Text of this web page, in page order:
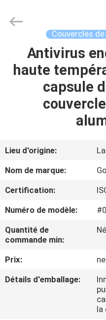
LA
MAISON
VIDÉOS
PROPOS
DE
NOUS
VISITE
DE
chaud
heatsealfoillids.com.
Couvercles
Antivirus
haute
capsule
Lieu d'origine:
Nom de marque:
Certification:
Numéro de modèle:
Quantité de
commande min:
Prix:
Détails d'emballage:
la